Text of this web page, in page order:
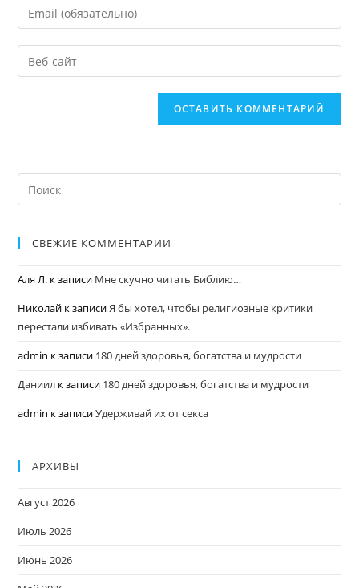
СВЕЖИЕ КОММЕНТАРИИ
Аля Л. к записи Мне скучно читать Библию…
Николай к записиЯ бы хотел, чтобы религиозные критики
перестали избивать «Избранных».
admin к записи 180 дней здоровья, богатства и мудрости
Даниил к записи 180 дней здоровья, богатства и мудрости
admin к записиУдерживай их от секса
АРХИВЫ
Август 2026
Июль 2026
Июнь 2026